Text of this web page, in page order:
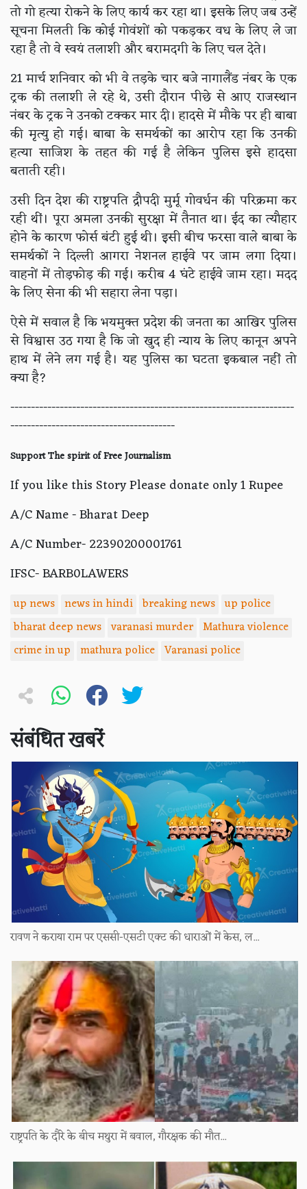
तो गो हत्या रोकने के लिए कार्य कर रहा था। इसके लिए जब उन्हें
सूचना मिलती कि कोई गोवंशों को पकड़कर वध के लिए ले जा
रहा है तो वे स्वयं तलाशी और बरामदगी के लिए चल देते।
21 मार्च शनिवार को भी वे तड़के चार बजे नागालैंड नंबर के एक
ट्रक की तलाशी ले रहे थे, उसी दौरान पीछे से आए राजस्थान
नंबर के ट्रक ने उनको टक्कर मार दी। हादसे में मौके पर ही बाबा
की मृत्यु हो गई। बाबा के समर्थकों का आरोप रहा कि उनकी
हत्या साजिश के तहत की गई है लेकिन पुलिस इसे हादसा
बताती रही।
उसी दिन देश की राष्ट्रपति द्रौपदी मुर्मू गोवर्धन की परिक्रमा कर
रही थीं। पूरा अमला उनकी सुरक्षा में तैनात था। ईद का त्यौहार
होने के कारण फोर्स बंटी हुई थी। इसी बीच फरसा वाले बाबा के
समर्थकों ने दिल्ली आगरा नेशनल हाईवे पर जाम लगा दिया।
वाहनों में तोड़फोड़ की गई। करीब 4 घंटे हाईवे जाम रहा। मदद
के लिए सेना की भी सहारा लेना पड़ा।
ऐसे में सवाल है कि भयमुक्त प्रदेश की जनता का आखिर पुलिस
से विश्वास उठ गया है कि जो खुद ही न्याय के लिए कानून अपने
हाथ में लेने लग गई है। यह पुलिस का घटता इकबाल नहीं तो
क्या है?
---------------------------------------------------------------------
----------------------------------------
Support The spirit of Free Journalism
If you like this Story Please donate only 1 Rupee
A/C Name - Bharat Deep
A/C Number- 22390200001761
IFSC- BARB0LAWERS
up news news in hindi breaking news up police
bharat deep news varanasi murder Mathura violence
crime in up mathura police Varanasi police
संबंधित खबरें
रावण ने कराया राम पर एससी-एसटी एक्ट की धाराओं में केस, ल...
राष्ट्रपति के दौरे के बीच मथुरा में बवाल, गौरक्षक की मौत...